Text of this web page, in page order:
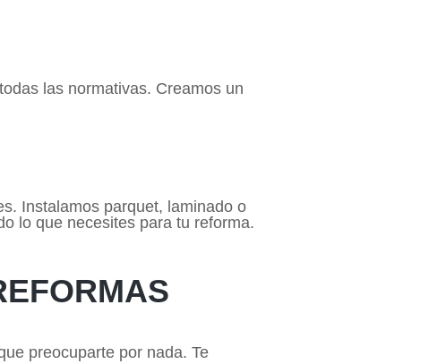
las normativas. Creamos un
Instalamos parquet, laminado o
lo que necesites para tu reforma.
preocuparte por nada. Te